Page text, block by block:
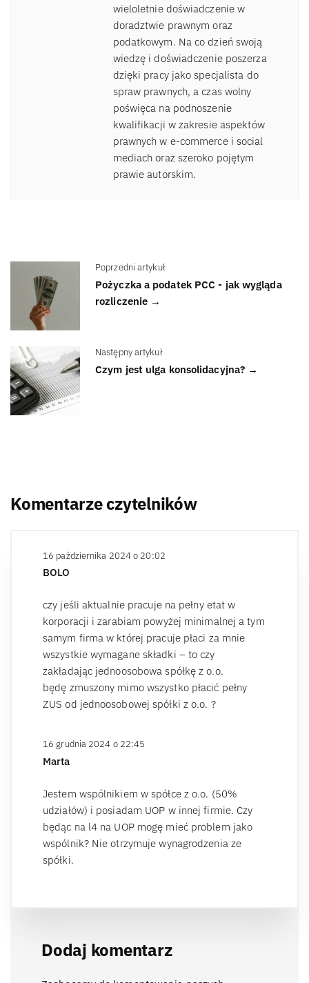
wieloletnie doświadczenie w
doradztwie prawnym oraz
podatkowym. Na co dzień swoją
wiedzę i doświadczenie poszerza
dzięki pracy jako specjalista do
spraw prawnych, a czas wolny
poświęca na podnoszenie
kwalifikacji w zakresie aspektów
prawnych w e-commerce i social
mediach oraz szeroko pojętym
prawie autorskim.
Poprzedni artykuł
Pożyczka a podatek PCC - jak wygląda
rozliczenie →
Następny artykuł
Czym jest ulga konsolidacyjna? →
Komentarze czytelników
16 października 2024 o 20:02
BOLO
czy jeśli aktualnie pracuje na pełny etat w
korporacji i zarabiam powyżej minimalnej a tym
samym firma w której pracuje płaci za mnie
wszystkie wymagane składki – to czy
zakładając jednoosobowa spółkę z o.o.
będę zmuszony mimo wszystko płacić pełny
ZUS od jednoosobowej spółki z o.o. ?
16 grudnia 2024 o 22:45
Marta
Jestem wspólnikiem w spółce z o.o. (50%
udziałów) i posiadam UOP w innej firmie. Czy
będąc na l4 na UOP mogę mieć problem jako
wspólnik? Nie otrzymuje wynagrodzenia ze
spółki.
Dodaj komentarz